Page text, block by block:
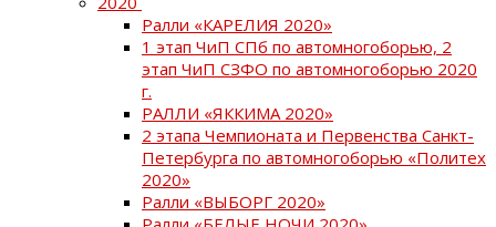
Ралли «КАРЕЛИЯ 2020»
1 этап ЧиП СПб по автомногоборью, 2
этап ЧиП СЗФО по автомногоборью 2020
г.
РАЛЛИ «ЯККИМА 2020»
2 этапа Чемпионата и Первенства Санкт-
Петербурга по автомногоборью «Политех
2020»
Ралли «ВЫБОРГ 2020»